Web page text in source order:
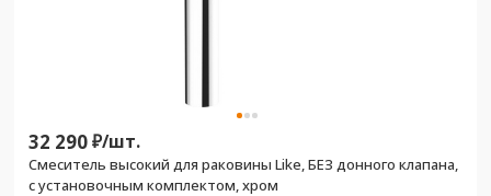
32 290₽/шт.
Смеситель высокий для раковины Like, БЕЗ донного клапана,
с установочным комплектом, хром